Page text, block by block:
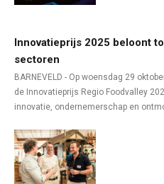
Innovatieprijs 2025 beloont
sectoren
BARNEVELD - Op woensdag 29
de Innovatieprijs Regio Foodvalley
innovatie, ondernemerschap en